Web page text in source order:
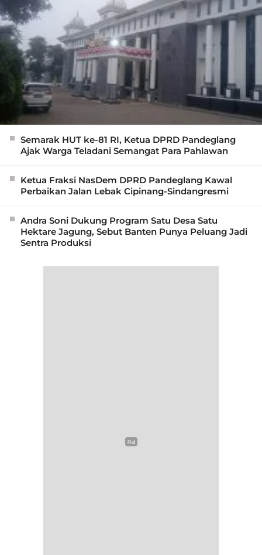
Semarak HUT ke-81 RI, Ketua DPRD Pandeglang
Ajak Warga Teladani Semangat Para Pahlawan
Ketua Fraksi NasDem DPRD Pandeglang Kawal
Perbaikan Jalan Lebak Cipinang-Sindangresmi
Andra Soni Dukung Program Satu Desa Satu
Hektare Jagung, Sebut Banten Punya Peluang Jadi
Sentra Produksi